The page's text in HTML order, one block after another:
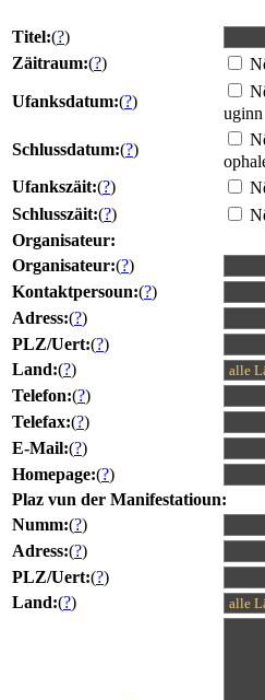
Titel:(?)
Zäitraum:(?)
Ufanksdatum:(?)
uginn
Schlussdatum:(?)
Ufankszäit:(?)
Schlusszäit:(?)
Organisateur:
Organisateur:(?)
Kontaktpersoun:(?)
Adress:(?)
PLZ/Uert:(?)
Land:(?)
Telefon:(?)
Telefax:(?)
E-Mail:(?)
Homepage:(?)
Plaz vun der Manifestatioun:
Numm:(?)
Adress:(?)
PLZ/Uert:(?)
Land:(?)